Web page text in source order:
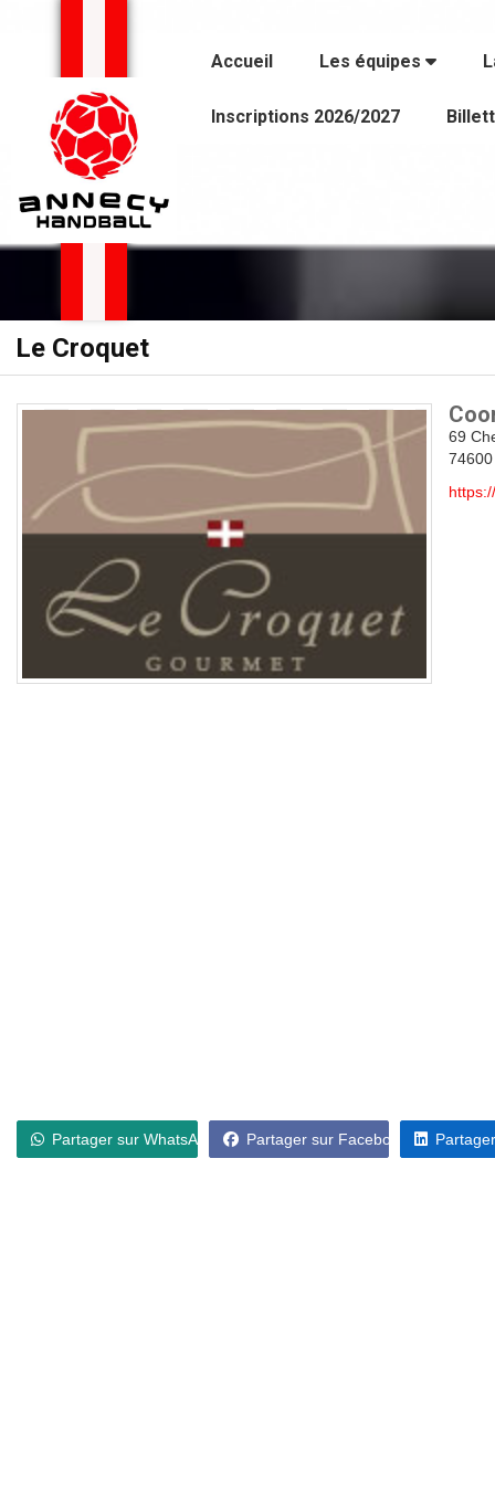
Accueil Les équipes
Inscriptions 2026/2027
Le Croquet
69
74600
Partager sur WhatsApp Partager sur Facebook